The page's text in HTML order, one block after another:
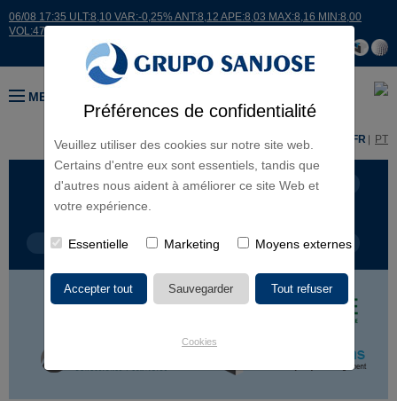
Préférences de confidentialité
Veuillez utiliser des cookies sur notre site web.
Certains d'entre eux sont essentiels, tandis que
d'autres nous aident à améliorer ce site Web et
votre expérience.
Essentielle Marketing Moyens externes
Cookies
06/08 17:35 ULT:8,10 VAR:-0,25% ANT:8,12 APE:8,03 MAX:8,16 MIN:8,00
VOL:47811
MENU
ES FR PT
LIGNES D'ACTIVITÉ CONTINENTS
TYPE DE PROJET NOM DU PROJET